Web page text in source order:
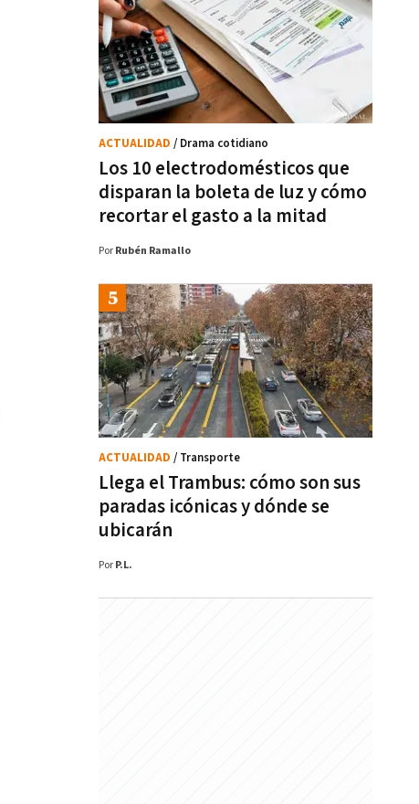
Los 10 electrodomésticos que
disparan la boleta de luz y cómo
recortar el gasto a la mitad
ACTUALIDAD / Drama cotidiano
Por Rubén Ramallo
Llega el Trambus: cómo son sus
paradas icónicas y dónde se
ubicarán
ACTUALIDAD / Transporte
Por P.L.